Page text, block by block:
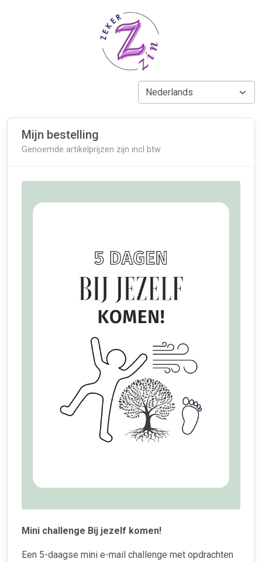
Mijn bestelling
Genoemde artikelprijzen zijn incl btw
Mini challenge Bij jezelf komen!
Een 5-daagse mini e-mail challenge met opdrachten